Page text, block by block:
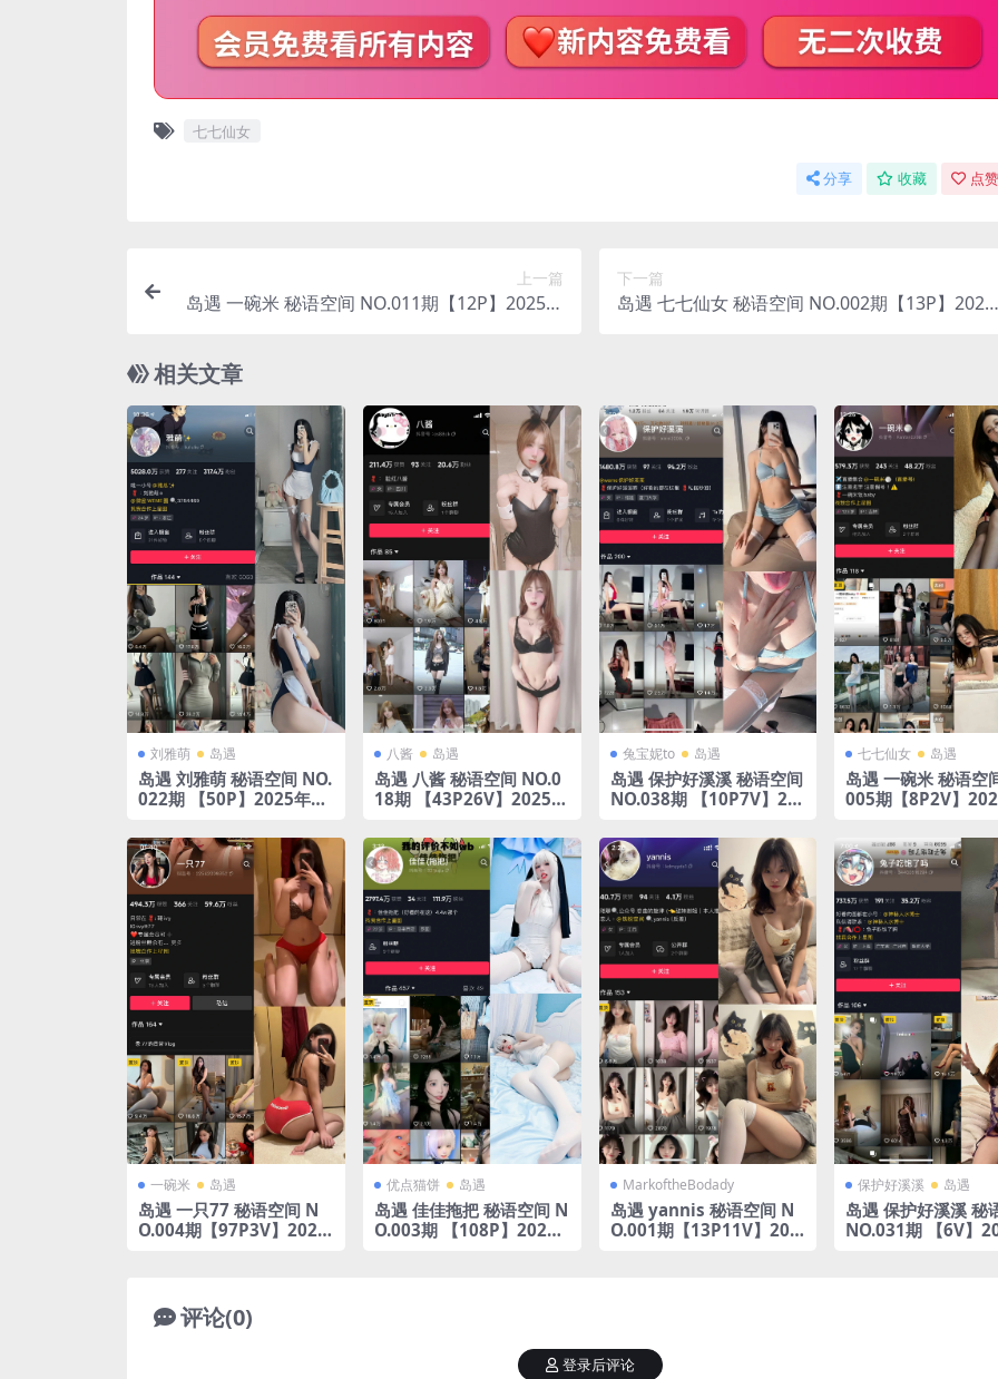
七七仙女
分享 收藏 点
上一篇
岛遇 一碗米 秘语空间 NO.011期【12P】2025年
下一篇
岛遇 七七仙女 秘语空间 NO.002期【13P】2025
相关文章
刘雅萌 岛遇
岛遇 刘雅萌 秘语空间 NO.
022期 【50P】2025年完
八酱 岛遇
岛遇 八酱 秘语空间 NO.0
18期 【43P26V】2025年
兔宝妮to 岛遇
岛遇 保护好溪溪 秘语空间
NO.038期 【10P7V】20
七七仙女 岛遇
岛遇 一碗米 秘语空
005期【8P2V】
一碗米 岛遇
岛遇 一只77 秘语空间 N
O.004期【97P3V】2025
优点猫饼 岛遇
岛遇 佳佳拖把 秘语空间 N
O.003期 【108P】2025
MarkoftheBodady
岛遇 yannis 秘语空间 N
O.001期【13P11V】202
保护好溪溪 岛遇
岛遇 保护好溪溪 秘
NO.031期 【6V】
评论(0)
登录后评论